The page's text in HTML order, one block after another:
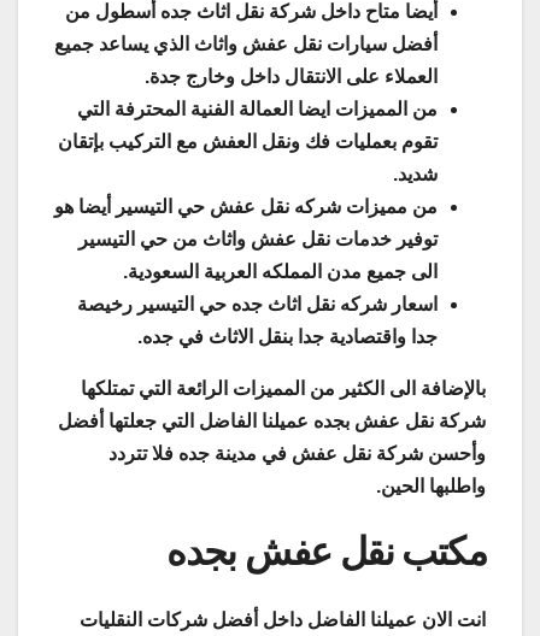
أيضا متاح داخل شركة نقل اثاث جده أسطول من
أفضل سيارات نقل عفش واثاث الذي يساعد جميع
العملاء على الانتقال داخل وخارج جدة.
من المميزات ايضا العمالة الفنية المحترفة التي
تقوم بعمليات فك ونقل العفش مع التركيب بإتقان
شديد.
من مميزات شركه نقل عفش حي التيسير أيضا هو
توفير خدمات نقل عفش واثاث من حي التيسير
الى جميع مدن المملكه العربية السعودية.
اسعار شركه نقل اثاث جده حي التيسير رخيصة
جدا واقتصادية جدا بنقل الاثاث في جده.
بالإضافة الى الكثير من المميزات الرائعة التي تمتلكها
شركة نقل عفش بجده عميلنا الفاضل التي جعلتها أفضل
وأحسن شركة نقل عفش في مدينة جده فلا تتردد
واطلبها الحين.
مكتب نقل عفش بجده
انت الان عميلنا الفاضل داخل أفضل شركات النقليات